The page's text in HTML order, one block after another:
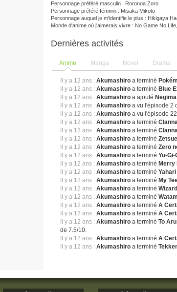
Personnage préféré masculin : Roronoa Zoro
Personnage préféré féminin : Misaka Mikoto
Personnage auquel je m'identifie le plus : Hikigaya
Monde d'anime où j'aimerais vivre : No Game No
Dernières activités
Anime Manga Novel Drama
Il y a 12 ans : Akumashiro a terminé
Il y a 12 ans : Akumashiro a terminé Blue
Il y a 12 ans : Akumashiro a ajouté
Il y a 12 ans : Akumashiro a vu l'épisode 2
Il y a 12 ans : Akumashiro a vu l'épisode
Il y a 12 ans : Akumashiro a terminé
Il y a 12 ans : Akumashiro a terminé
Il y a 12 ans : Akumashiro a terminé
Il y a 12 ans : Akumashiro a terminéZero
Il y a 12 ans : Akumashiro a terminéYu-Gi-
Il y a 12 ans : Akumashiro a terminé Merry
Il y a 12 ans : Akumashiro a terminé
Il y a 12 ans : Akumashiro a terminé My
Il y a 12 ans : Akumashiro a terminé
Il y a 12 ans : Akumashiro a terminé
Il y a 12 ans : Akumashiro a terminéA
Il y a 12 ans : Akumashiro a terminéA
Il y a 12 ans : Akumashiro a terminéTo
de 7.5/10.
Il y a 12 ans : Akumashiro a terminéA
Il y a 12 ans : Akumashiro a terminé